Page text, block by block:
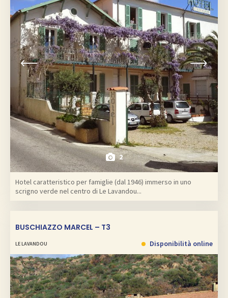
2
Hotel caratteristico per famiglie (dal 1946) immerso in uno
scrigno verde nel centro di Le Lavandou...
BUSCHIAZZO MARCEL – T3
LE LAVANDOU Disponibilità online